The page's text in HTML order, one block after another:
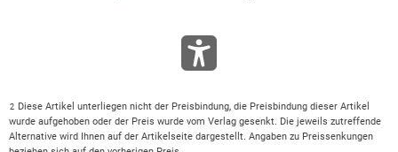
2
Diese Artikel unterliegen nicht der Preisbindung, die Preisbindung dieser Artikel
wurde aufgehoben oder der Preis wurde vom Verlag gesenkt. Die jeweils zutreffende
Alternative wird Ihnen auf der Artikelseite dargestellt. Angaben zu Preissenkungen